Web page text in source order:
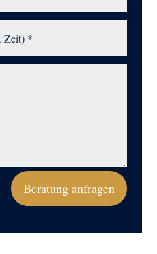
Beratung anfragen